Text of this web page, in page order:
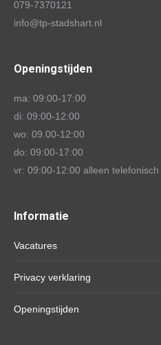
079-7370121
info@tp-stadshart.nl
Openingstijden
ma: 09:00-17:00
di: 09:00-12:00
wo: 09.00-12:00
do: 09:00-17:00
vr: 09:00-12:00 alleen telefonisch
Informatie
Vacatures
Privacy verklaring
Openingstijden